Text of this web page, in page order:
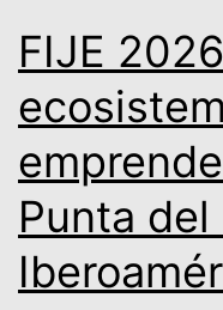
FIJE
Punta